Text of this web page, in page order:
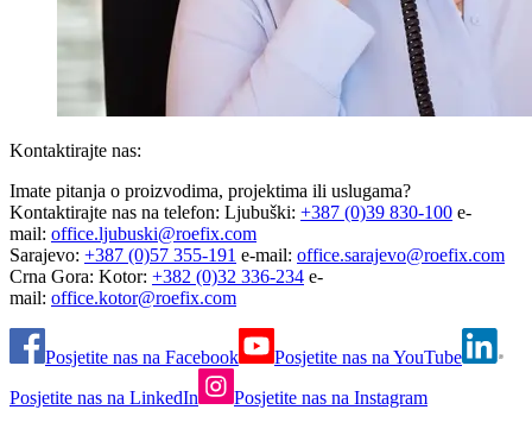
Kontaktirajte nas:
Imate pitanja o proizvodima, projektima ili uslugama?
Kontaktirajte nas na telefon: Ljubuški: +387 (0)39 830-100 e-
mail: office.ljubuski@roefix.com
Sarajevo: +387 (0)57 355-191 e-mail: office.sarajevo@roefix.com
Crna Gora: Kotor: +382 (0)32 336-234 e-
mail: office.kotor@roefix.com
Posjetite nas na Facebook
Posjetite nas na YouTube
Posjetite nas na LinkedIn
Posjetite nas na Instagram